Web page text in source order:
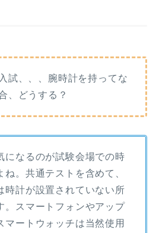
試、、、腕時計を持ってな
、どうする？
になるのが試験会場での時
ね。共通テストを含めて、
時計が設置されていない所
。スマートフォンやアップ
マートウォッチは当然使用